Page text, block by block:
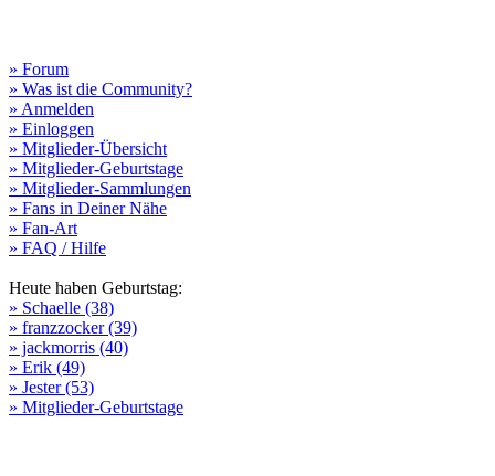
» Forum
» Was ist die Community?
» Anmelden
» Einloggen
» Mitglieder-Übersicht
» Mitglieder-Geburtstage
» Mitglieder-Sammlungen
» Fans in Deiner Nähe
» Fan-Art
» FAQ / Hilfe
Heute haben Geburtstag:
» Schaelle (38)
» franzzocker (39)
» jackmorris (40)
» Erik (49)
» Jester (53)
» Mitglieder-Geburtstage